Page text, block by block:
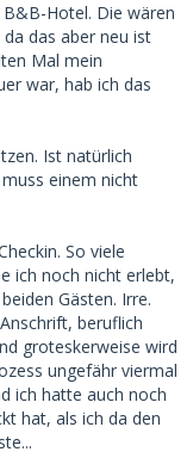
Hotel. Die wären
das aber neu ist
Mal mein
war, hab ich das
Ist natürlich
einem nicht
So viele
ich noch nicht erlebt,
Gästen. Irre.
beruflich
groteskerweise wird
ungefähr viermal
ich hatte auch noch
hat, als ich da den